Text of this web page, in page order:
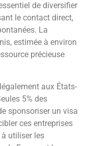
de diversifier
le contact direct,
La
estimée à environ
précieuse
aux États-
5% des
sponsoriser un visa
ces entreprises
utiliser les